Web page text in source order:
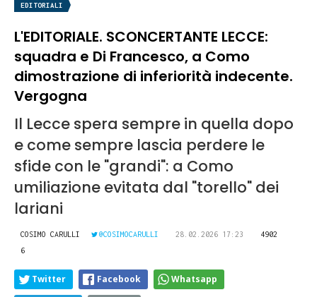
EDITORIALI
L'EDITORIALE. SCONCERTANTE LECCE:
squadra e Di Francesco, a Como
dimostrazione di inferiorità indecente.
Vergogna
Il Lecce spera sempre in quella dopo
e come sempre lascia perdere le
sfide con le "grandi": a Como
umiliazione evitata dal "torello" dei
lariani
COSIMO CARULLI @COSIMOCARULLI 28.02.2026 17:23
4902
6
Twitter Facebook Whatsapp